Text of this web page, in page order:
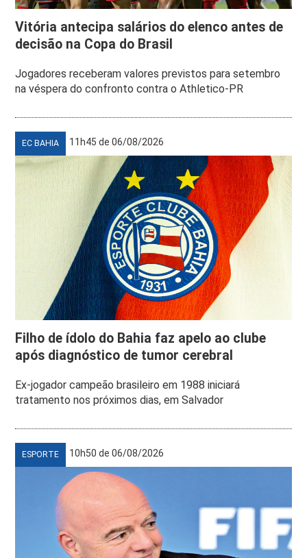
Vitória antecipa salários do elenco antes de
decisão na Copa do Brasil
Jogadores receberam valores previstos para setembro
na véspera do confronto contra o Athletico-PR
EC BAHIA 11h45 de 06/08/2026
Filho de ídolo do Bahia faz apelo ao clube
após diagnóstico de tumor cerebral
Ex-jogador campeão brasileiro em 1988 iniciará
tratamento nos próximos dias, em Salvador
ESPORTE 10h50 de 06/08/2026